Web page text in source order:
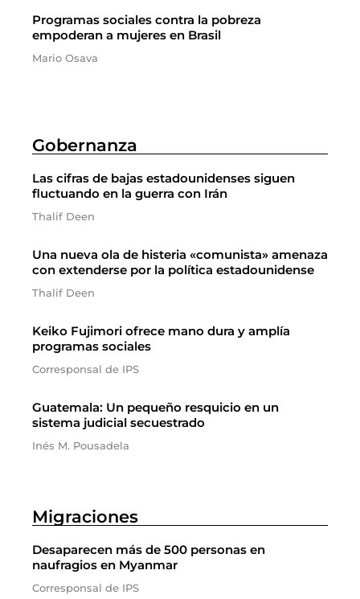
Programas sociales contra la pobreza
empoderan a mujeres en Brasil
Mario Osava
Gobernanza
Las cifras de bajas estadounidenses siguen
fluctuando en la guerra con Irán
Thalif Deen
Una nueva ola de histeria «comunista» amenaza
con extenderse por la política estadounidense
Thalif Deen
Keiko Fujimori ofrece mano dura y amplía
programas sociales
Corresponsal de IPS
Guatemala: Un pequeño resquicio en un
sistema judicial secuestrado
Inés M. Pousadela
Migraciones
Desaparecen más de 500 personas en
naufragios en Myanmar
Corresponsal de IPS